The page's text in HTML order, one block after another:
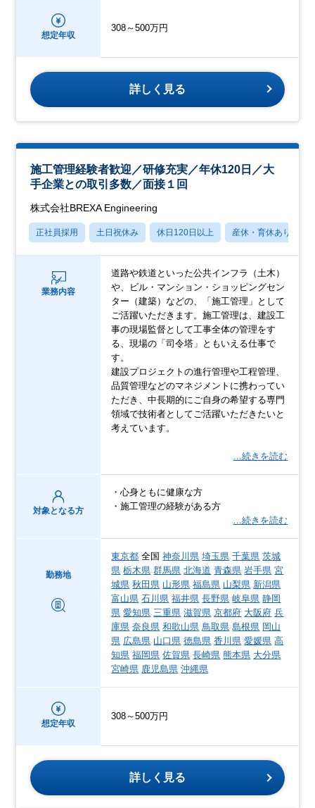
想定年収
308～500万円
詳しく見る
施工管理経験者歓迎／研修充実／年休120日／大
手企業との取引多数／面接１回
株式会社BREXA Engineering
正社員採用 土日祝休み 休日120日以上 産休・育休あり
業務内容
道路や鉄道といった公共インフラ（土木）
や、ビル・マンション・ショッピングセン
ター（建築）などの、「施工管理」として
ご活躍いただきます。施工管理は、建設工
事の現場監督として工事全体の管理をす
る、現場の「司令塔」ともいえる仕事で
す。
建設プロジェクトの進行管理や工程管理、
品質管理などのマネジメントに携わってい
ただき、中長期的にご自身の希望する専門
領域で技術者としてご活躍いただきたいと
考えています。
…続きを読む
対象となる方
・心身ともに健康な方
・施工管理の経験がある方
…続きを読む
勤務地
東京都 全国神奈川県 埼玉県 千葉県 茨城
県 栃木県 群馬県 北海道 青森県 岩手県 宮
城県 秋田県 山形県 福島県 山梨県 新潟県
富山県 石川県 福井県 長野県 岐阜県 静岡
県 愛知県 三重県 滋賀県 京都府 大阪府 兵
庫県 奈良県 和歌山県 鳥取県 島根県 岡山
県 広島県 山口県 徳島県 香川県 愛媛県 高
知県 福岡県 佐賀県 長崎県 熊本県 大分県
宮崎県 鹿児島県 沖縄県
想定年収
308～500万円
詳しく見る